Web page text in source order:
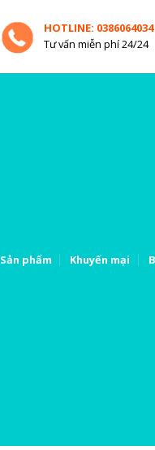
HOTLINE: 0386064034
Tư vấn miễn phí 24/24
Sản phẩm Khuyến mại